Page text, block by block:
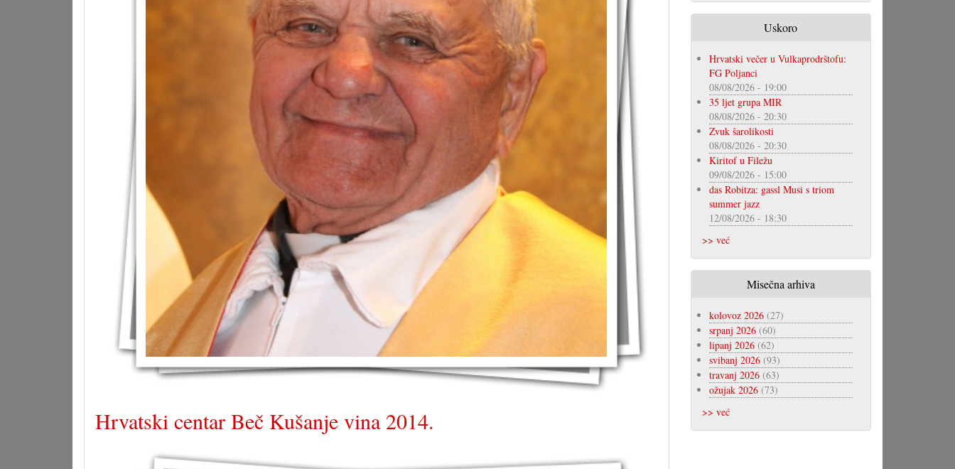
Hrvatski centar Beč Kušanje vina 2014.
Uskoro
Hrvatski večer u Vulkaprodrštofu:
FG Poljanci
08/08/2026 - 19:00
35 ljet grupa MIR
08/08/2026 - 20:30
Zvuk šarolikosti
08/08/2026 - 20:30
Kiritof u Filežu
09/08/2026 - 15:00
das Robitza: gassl Musi s triom
summer jazz
12/08/2026 - 18:30
>> već
Misečna arhiva
kolovoz 2026(27)
srpanj 2026(60)
lipanj 2026(62)
svibanj 2026(93)
travanj 2026(63)
ožujak 2026(73)
>> već